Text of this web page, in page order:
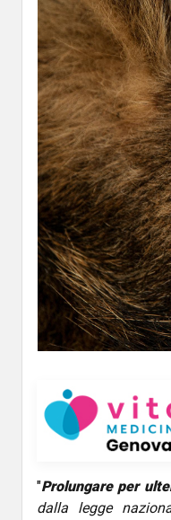
"Prolungare per
dalla legge